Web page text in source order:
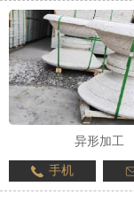
异形加工
手机